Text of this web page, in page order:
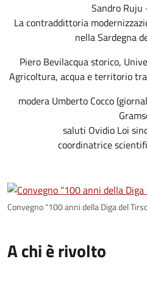
Sandro Ruju
La contraddittoria
nella Sardegna
Piero Bevilacqua storico,
Agricoltura, acqua e territorio
modera Umberto Cocco
saluti Ovidio Loi
coordinatrice
Convegno “100 anni della Diga del
A chi è rivolto